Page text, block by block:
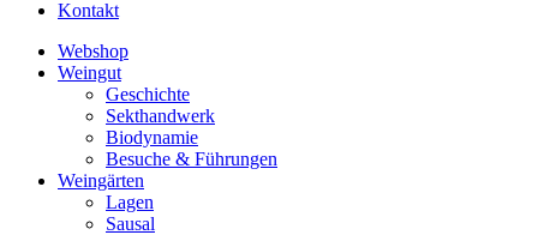
Kontakt
Webshop
Weingut
Geschichte
Sekthandwerk
Biodynamie
Besuche & Führungen
Weingärten
Lagen
Sausal